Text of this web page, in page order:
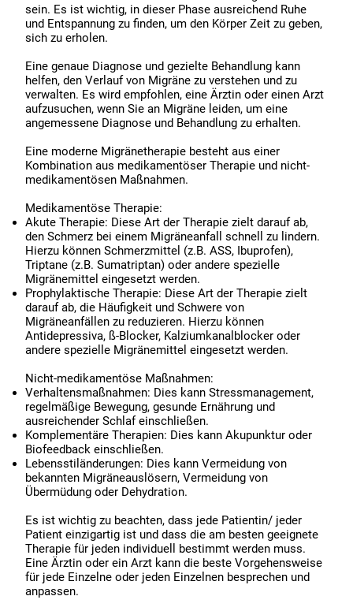
sein. Es ist wichtig, in dieser Phase ausreichend Ruhe
und Entspannung zu finden, um den Körper Zeit zu geben,
sich zu erholen.
Eine genaue Diagnose und gezielte Behandlung kann
helfen, den Verlauf von Migräne zu verstehen und zu
verwalten. Es wird empfohlen, eine Ärztin oder einen Arzt
aufzusuchen, wenn Sie an Migräne leiden, um eine
angemessene Diagnose und Behandlung zu erhalten.
Eine moderne Migränetherapie besteht aus einer
Kombination aus medikamentöser Therapie und nicht-
medikamentösen Maßnahmen.
Medikamentöse Therapie:
Akute Therapie: Diese Art der Therapie zielt darauf ab,
den Schmerz bei einem Migräneanfall schnell zu lindern.
Hierzu können Schmerzmittel (z.B. ASS, Ibuprofen),
Triptane (z.B. Sumatriptan) oder andere spezielle
Migränemittel eingesetzt werden.
Prophylaktische Therapie: Diese Art der Therapie zielt
darauf ab, die Häufigkeit und Schwere von
Migräneanfällen zu reduzieren. Hierzu können
Antidepressiva, ß-Blocker, Kalziumkanalblocker oder
andere spezielle Migränemittel eingesetzt werden.
Nicht-medikamentöse Maßnahmen:
Verhaltensmaßnahmen: Dies kann Stressmanagement,
regelmäßige Bewegung, gesunde Ernährung und
ausreichender Schlaf einschließen.
Komplementäre Therapien: Dies kann Akupunktur oder
Biofeedback einschließen.
Lebensstiländerungen: Dies kann Vermeidung von
bekannten Migräneauslösern, Vermeidung von
Übermüdung oder Dehydration.
Es ist wichtig zu beachten, dass jede Patientin/ jeder
Patient einzigartig ist und dass die am besten geeignete
Therapie für jeden individuell bestimmt werden muss.
Eine Ärztin oder ein Arzt kann die beste Vorgehensweise
für jede Einzelne oder jeden Einzelnen besprechen und
anpassen.